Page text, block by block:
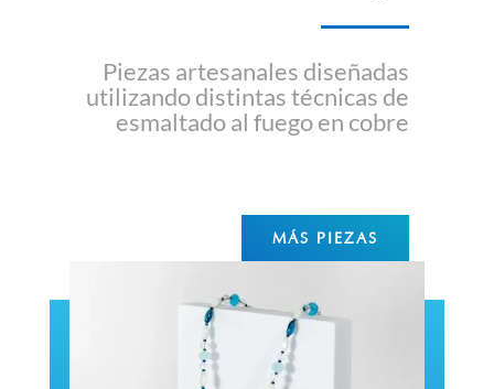
Piezas artesanales diseñadas
utilizando distintas técnicas de
esmaltado al fuego en cobre
MÁS PIEZAS